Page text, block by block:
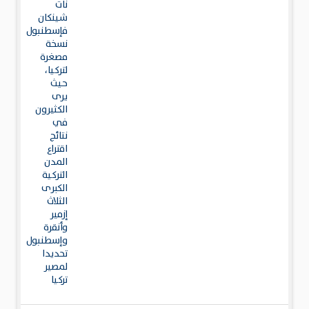
نات
شينكان
فإسطنبول
نسخة
مصغرة
لتركيا،
حيث
يرى
الكثيرون
في
نتائج
اقتراع
المدن
التركية
الكبرى
الثلاث
إزمير
وأنقرة
وإسطنبول
تحديدا
لمصير
تركيا